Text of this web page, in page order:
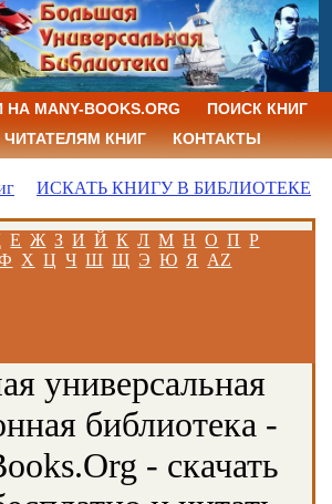
MANY-BOOKS.ORG
ПОИСК КНИГ
КНИГ
КОНТАКТЫ
ИСКАТЬ КНИГУ В БИБЛИОТЕКЕ
Е Ж З И Й К Л М Н О П Р
Х Ц Ч Ш Щ Э Ю Я AZ
универсальная
библиотека -
- скачать